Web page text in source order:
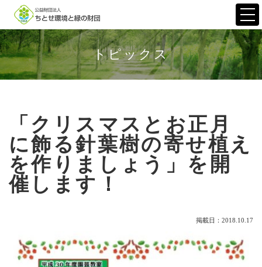
トピックス
「クリスマスとお正月
に飾る針葉樹の寄せ植え
を作りましょう」を開
催します！
掲載日：2018.10.17